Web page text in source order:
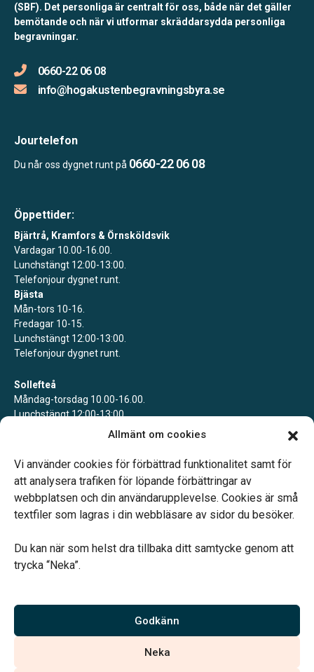
Allmänt om cookies
Vi använder cookies för förbättrad funktionalitet samt för
att analysera trafiken för löpande förbättringar av
webbplatsen och din användarupplevelse. Cookies är små
textfiler som lagras i din webbläsare av sidor du besöker.
Du kan när som helst dra tillbaka ditt samtycke genom att
trycka “Neka”.
Godkänn
Neka
(SBF). Det personliga är centralt för oss, både när det gäller
bemötande och när vi utformar skräddarsydda personliga
begravningar.
0660-22 06 08
info@hogakustenbegravningsbyra.se
Jourtelefon
Du når oss dygnet runt på 0660-22 06 08
Öppettider:
Bjärtrå, Kramfors & Örnsköldsvik
Vardagar 10.00-16.00.
Lunchstängt 12:00-13:00.
Telefonjour dygnet runt.
Bjästa
Mån-tors 10-16.
Fredagar 10-15.
Lunchstängt 12:00-13:00.
Telefonjour dygnet runt.
Sollefteå
Måndag-torsdag 10.00-16.00.
Lunchstängt 12:00-13:00.
Telefonjour dygnet runt.
Ullånger
Bokade mötestider.
Vi är auktoriserade av Sveriges Begravningsbyråers Förbund och
har högt ställda krav på utbildning, kvalitet, miljö och arbetsmiljö.